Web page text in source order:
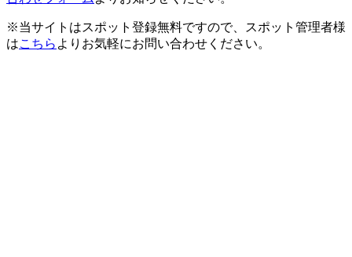
※当サイトはスポット登録無料ですので、スポット管理者様
はこちら よりお気軽にお問い合わせください。